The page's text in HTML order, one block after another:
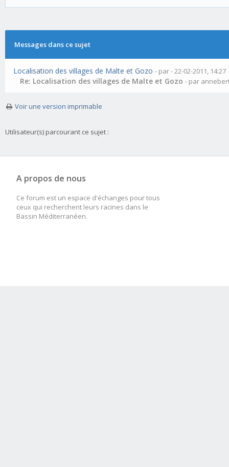
Messages dans ce sujet
Localisation des villages de Malte et Gozo - par- 22-02-2011, 14:27
Re: Localisation des villages de Malte et Gozo - par
Voir une version imprimable
Utilisateur(s) parcourant ce sujet :
A propos de nous
Ce forum est un espace d'échanges pour tous
ceux qui recherchent leurs racines dans le
Bassin Méditerranéen.